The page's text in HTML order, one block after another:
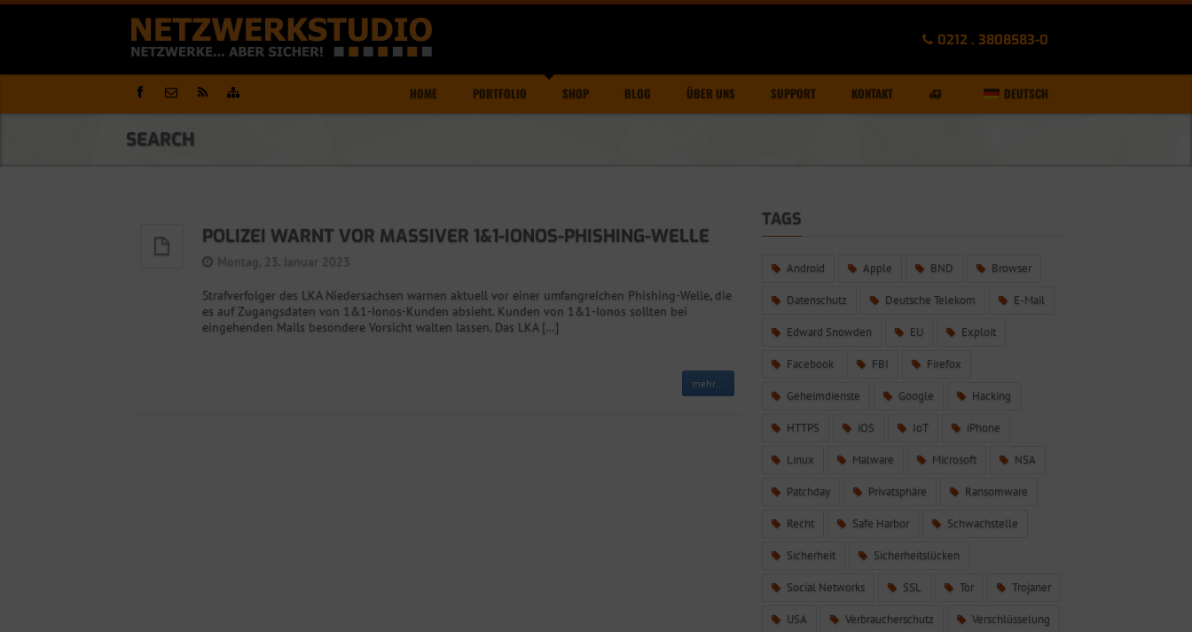
0212 . 3808583-0
HOME PORTFOLIO SHOP BLOG ÜBER UNS SUPPORT KONTAKT DEUTSCH
SEARCH
POLIZEI WARNT VOR MASSIVER 1&1-IONOS-PHISHING-WELLE
Montag, 23. Januar 2023
Strafverfolger des LKA Niedersachsen warnen aktuell vor einer umfangreichen Phishing-Welle, die
es auf Zugangsdaten von 1&1-Ionos-Kunden absieht. Kunden von 1&1-Ionos sollten bei
eingehenden Mails besondere Vorsicht walten lassen. Das LKA […]
mehr...
TAGS
Android Apple BND Browser
Datenschutz Deutsche Telekom E-Mail
Edward Snowden EU Exploit
Facebook FBI Firefox
Geheimdienste Google Hacking
HTTPS iOS IoT iPhone
Linux Malware Microsoft NSA
Patchday Privatsphäre Ransomware
Recht Safe Harbor Schwachstelle
Sicherheit Sicherheitslücken
Social Networks SSL Tor Trojaner
USA Verbraucherschutz Verschlüsselung